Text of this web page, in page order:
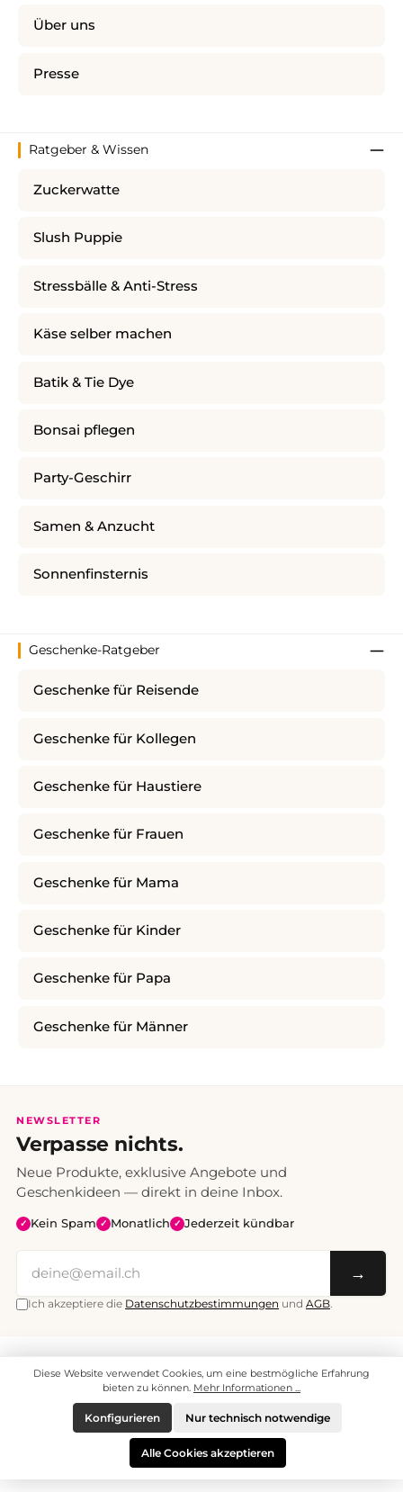
Über uns
Presse
Ratgeber & Wissen
Zuckerwatte
Slush Puppie
Stressbälle & Anti-Stress
Käse selber machen
Batik & Tie Dye
Bonsai pflegen
Party-Geschirr
Samen & Anzucht
Sonnenfinsternis
Geschenke-Ratgeber
Geschenke für Reisende
Geschenke für Kollegen
Geschenke für Haustiere
Geschenke für Frauen
Geschenke für Mama
Geschenke für Kinder
Geschenke für Papa
Geschenke für Männer
NEWSLETTER
Verpasse nichts.
Neue Produkte, exklusive Angebote und
Geschenkideen — direkt in deine Inbox.
✓ Kein Spam ✓ Monatlich ✓ Jederzeit kündbar
→
Ich akzeptiere die Datenschutzbestimmungen und AGB.
versandkostenfrei.
© 2008 - 2026 enjoymedia.ch - Alle Rechte vorbehalten.
Diese Website verwendet Cookies, um eine bestmögliche Erfahrung
bieten zu können. Mehr Informationen ...
Nur technisch notwendige
Konfigurieren
Alle Cookies akzeptieren